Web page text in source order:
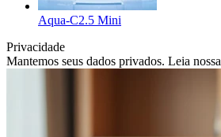
Aqua-C2.5 Mini
Privacidade
Mantemos seus dados privados. Leia nossa